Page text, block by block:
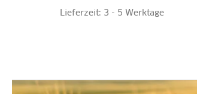
Lieferzeit: 3 - 5 Werktage
+